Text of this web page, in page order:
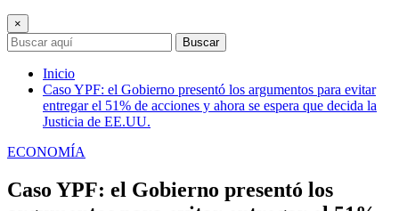
×
Buscar
Inicio
Caso YPF: el Gobierno presentó los argumentos para evitar
entregar el 51% de acciones y ahora se espera que decida la
Justicia de EE.UU.
ECONOMÍA
Caso YPF: el Gobierno presentó los